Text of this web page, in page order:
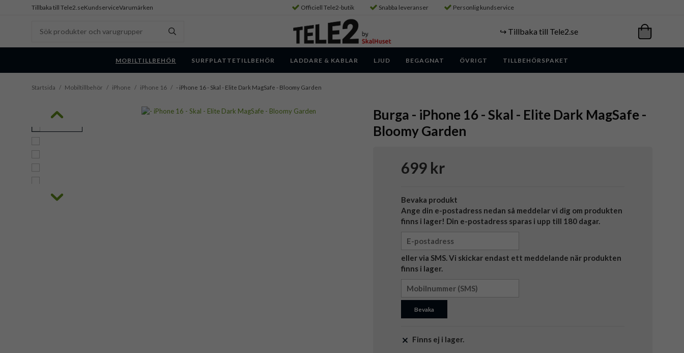
Tillbaka till Tele2.seKundserviceVarumärken Officiell Tele2-butik Snabba leveranser Personlig kundservice
↪️ Tillbaka till Tele2.se
MOBILTILLBEHÖR SURFPLATTETILLBEHÖR LADDARE & KABLAR LJUD BEGAGNAT ÖVRIGT TILLBEHÖRSPAKET
Startsida / Mobiltillbehör / iPhone / iPhone 16 / - iPhone 16 - Skal - Elite Dark MagSafe - Bloomy Garden
Burga - iPhone 16 - Skal - Elite Dark MagSafe -
Bloomy Garden
699 kr
Bevaka produkt
Ange din e-postadress nedan så meddelar vi dig om produkten
finns i lager! Din e-postadress sparas i upp till 180 dagar.
eller via SMS. Vi skickar endast ett meddelande när produkten
finns i lager.
Bevaka
Finns ej i lager.